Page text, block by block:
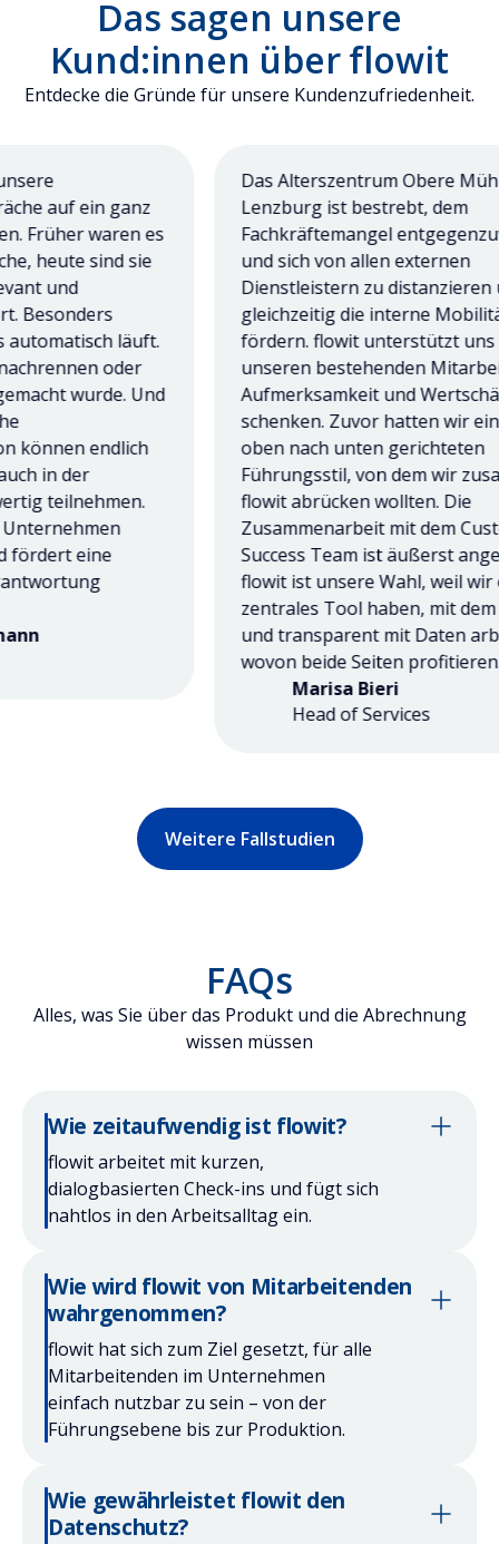
Das sagen unsere
Kund:innen über flowit
Entdecke die Gründe für unsere Kundenzufriedenheit.
auf ein ganz
waren es
sind sie
und
läuft.
oder
wurde. Und
endlich
in der
teilnehmen.
eine
Das Alterszentrum Obere Mühle
Lenzburg ist bestrebt, dem
Fachkräftemangel
und sich von allen externen
Dienstleistern zu distanzieren und
gleichzeitig die interne Mobilität
fördern. flowit unterstützt uns
unseren bestehenden
Aufmerksamkeit und
schenken. Zuvor hatten wir einen
oben nach unten gerichteten
Führungsstil, von dem wir
flowit abrücken wollten. Die
Zusammenarbeit mit dem
Success Team ist äußerst
flowit ist unsere Wahl, weil wir ein
zentrales Tool haben, mit dem
und transparent mit Daten
wovon beide Seiten profitieren.
Marisa Bieri
Head of Services
Weitere Fallstudien
FAQs
Alles, was Sie über das Produkt und die Abrechnung
wissen müssen
Wie zeitaufwendig ist flowit?
flowit arbeitet mit kurzen,
dialogbasierten Check-ins und fügt sich
nahtlos in den Arbeitsalltag ein.
Wie wird flowit von Mitarbeitenden
wahrgenommen?
flowit hat sich zum Ziel gesetzt, für alle
Mitarbeitenden im Unternehmen
einfach nutzbar zu sein – von der
Führungsebene bis zur Produktion.
Wie gewährleistet flowit den
Datenschutz?